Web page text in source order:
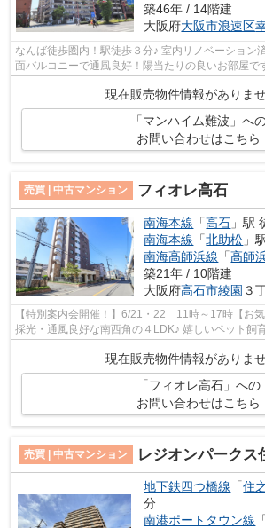
築46年 / 14階建
大阪府大阪市浪速区
なんば徒歩圏内！駅徒歩３分♪ 室内リノベーション
面バルコニーで通風良好！陽当たりの良いお部屋で
でもご案内可能です！】
現在販売物件情報がありませ
「マンハイム難波」へ
お問い合わせはこちら
売買 | 中古マンション フィオレ高石
南海本線 「高石 」駅
南海本線 「北助松 」
南海高師浜線 「高師
築21年 / 10階建
大阪府高石市綾園 ３
【特別案内会開催！】6/21・22 11時～17時【お気
採光・通風良好な南西角の４LDK♪ 嬉しいペット飼
現在販売物件情報がありませ
「フィオレ高石」への
お問い合わせはこちら
売買 | 中古マンション レジオンパークス
地下鉄四つ橋線 「住
分
南港ポートタウン線